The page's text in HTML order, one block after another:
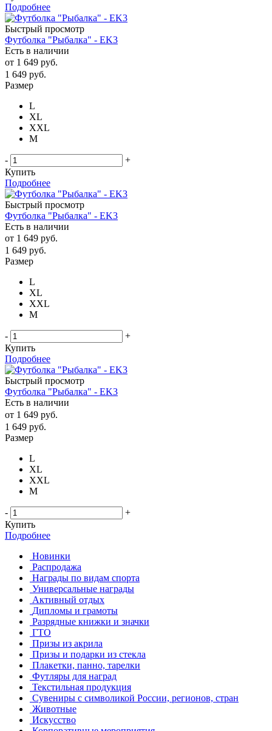
Подробнее
Быстрый просмотр
Футболка "Рыбалка" - EK3
Есть в наличии
от 1 649 руб.
1 649 руб.
Размер
L
XL
XXL
М
-
+
Купить
Подробнее
Быстрый просмотр
Футболка "Рыбалка" - EK3
Есть в наличии
от 1 649 руб.
1 649 руб.
Размер
L
XL
XXL
М
-
+
Купить
Подробнее
Быстрый просмотр
Футболка "Рыбалка" - EK3
Есть в наличии
от 1 649 руб.
1 649 руб.
Размер
L
XL
XXL
М
-
+
Купить
Подробнее
Новинки
Распродажа
Награды по видам спорта
Универсальные награды
Активный отдых
Дипломы и грамоты
Разрядные книжки и значки
ГТО
Призы из акрила
Призы и подарки из стекла
Плакетки, панно, тарелки
Футляры для наград
Текстильная продукция
Сувениры с символикой России, регионов, стран
Животные
Искусство